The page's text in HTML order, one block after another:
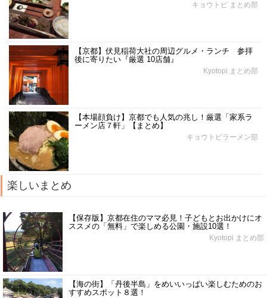
キョウトピ まとめ部
【京都】伏見稲荷大社の周辺グルメ・ランチ 参拝
後に寄りたい『厳選 10店舗』
Kyotopi まとめ部
【本場顔負け】京都でも人気の兆し！厳選「家系ラ
ーメン店７軒」【まとめ】
キョウトピラーメン部
楽しいまとめ
【保存版】京都在住のママ必見！子どもとお出かけにオ
ススメの「無料」で楽しめる公園・施設10選！
Kyotopi まとめ部
【海の街】「丹後半島」をめいいっぱい楽しむためのお
すすめスポット８選！